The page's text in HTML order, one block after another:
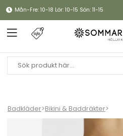
Mån-Fre: 10-18 Lör: 10-15 Sön: 11-15
Badkläder>Bikini & Baddräkter>